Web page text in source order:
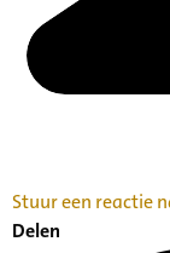
Stuur een reactie
Delen